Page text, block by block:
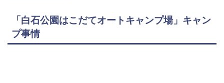
「白石公園はこだてオートキャンプ場」キャン
プ事情